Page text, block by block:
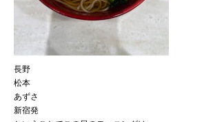
長野
松本
あずさ
新宿発